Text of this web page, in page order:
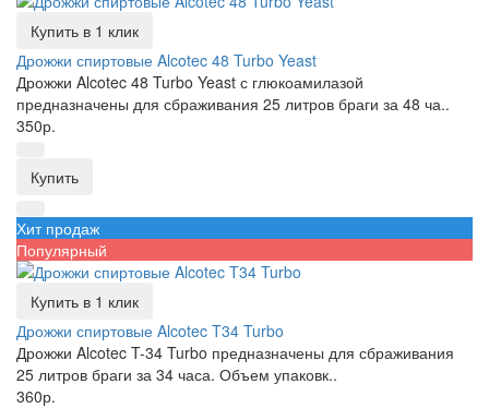
Купить в 1 клик
Дрожжи спиртовые Alcotec 48 Turbo Yeast
Дрожжи Alcotec 48 Turbo Yeast с глюкоамилазой
предназначены для сбраживания 25 литров браги за 48 ча..
350р.
Купить
Хит продаж
Популярный
Купить в 1 клик
Дрожжи спиртовые Alcotec T34 Turbo
Дрожжи Alcotec T-34 Turbo предназначены для сбраживания
25 литров браги за 34 часа. Объем упаковк..
360р.